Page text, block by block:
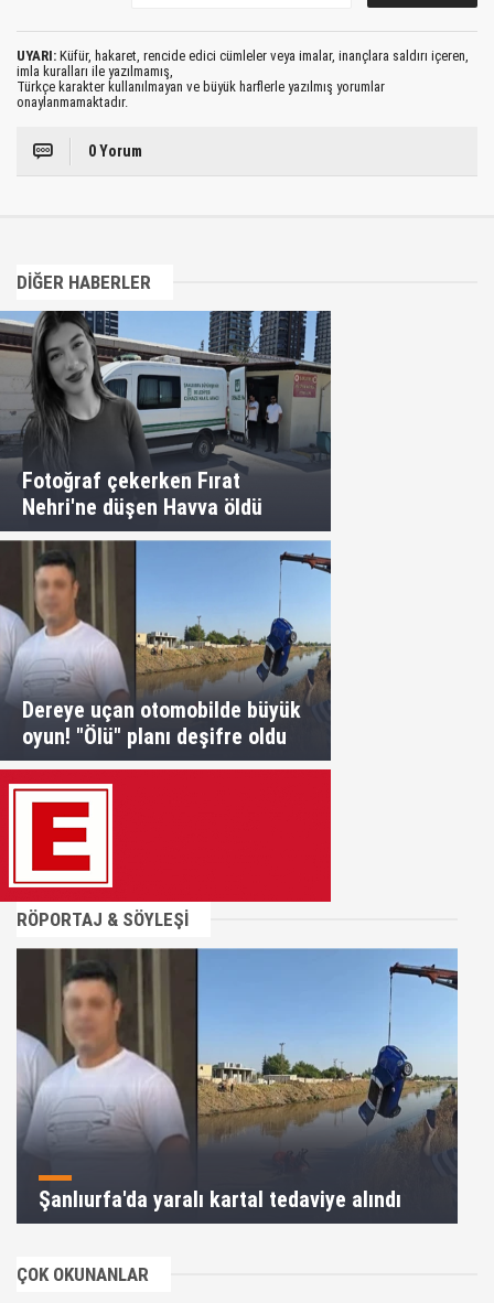
UYARI: Küfür, hakaret, rencide edici cümleler veya imalar, inançlara saldırı içeren,
imla kuralları ile yazılmamış,
Türkçe karakter kullanılmayan ve büyük harflerle yazılmış yorumlar
onaylanmamaktadır.
0 Yorum
DİĞER HABERLER
Fotoğraf çekerken Fırat
Nehri'ne düşen Havva öldü
Dereye uçan otomobilde büyük
oyun! "Ölü" planı deşifre oldu
RÖPORTAJ & SÖYLEŞİ
Şanlıurfa'da yaralı kartal tedaviye alındı
ÇOK OKUNANLAR